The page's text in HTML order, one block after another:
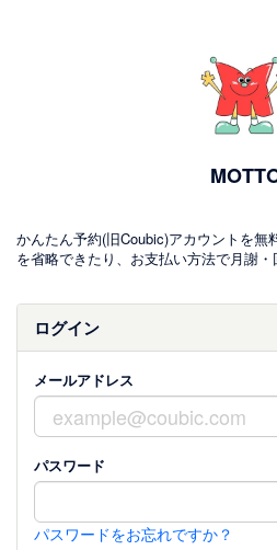
かんたん予約(旧Coubic)アカウントを無
を省略できたり、お支払い方法で月謝・
ログイン
メールアドレス
パスワード
パスワードをお忘れですか？